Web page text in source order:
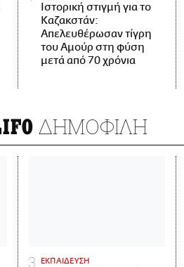
Ιστορική στιγμή για το
Καζακστάν:
Απελευθέρωσαν τίγρη
του Αμούρ στη φύση
μετά από 70 χρόνια
ΔΗΜΟΦΙΛΗ
ΕΚΠΑΙΔΕΥΣΗ